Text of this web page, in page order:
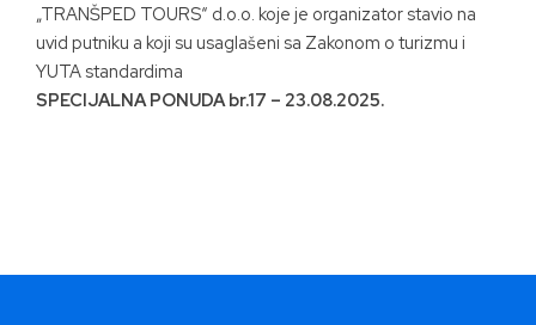
„TRANŠPED TOURS“ d.o.o. koje je organizator stavio na
uvid putniku a koji su usaglašeni sa Zakonom o turizmu i
YUTA standardima
SPECIJALNA PONUDA br.17 – 23.08.2025.